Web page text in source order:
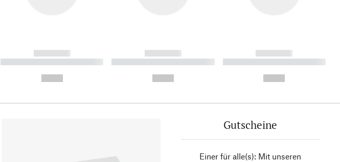
------------
----------- ----------- ----------
------------
----------- ----------- ----------
------------
----------- ----------- ----------
Gutscheine
Einer für alle(s): Mit unseren